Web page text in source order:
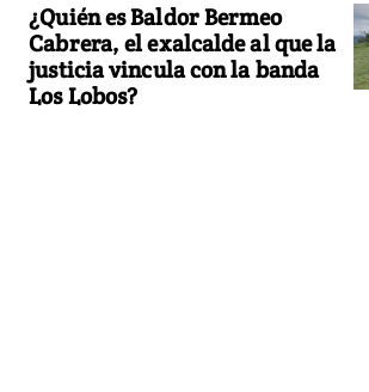
¿Quién es Baldor Bermeo
Cabrera, el exalcalde al que la
justicia vincula con la banda
Los Lobos?